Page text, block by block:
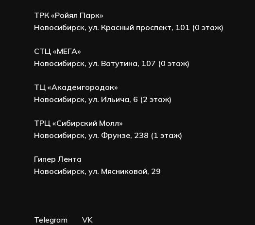
ТРК «Ройял Парк»
Новосибирск, ул. Красный проспект, 101 (0 этаж)
СТЦ «МЕГА»
Новосибирск, ул. Ватутина, 107 (0 этаж)
ТЦ «Академгородок»
Новосибирск, ул. Ильича, 6 (2 этаж)
ТРЦ «Сибирский Молл»
Новосибирск, ул. Фрунзе, 238 (1 этаж)
Гипер Лента
Новосибирск, ул. Мясниковой, 29
Telegram VK